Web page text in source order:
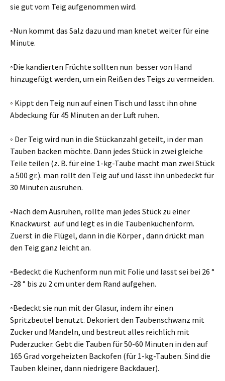
sie gut vom Teig aufgenommen wird.
◦Nun kommt das Salz dazu und man knetet weiter für eine
Minute.
◦Die kandierten Früchte sollten nun besser von Hand
hinzugefügt werden, um ein Reißen des Teigs zu vermeiden.
◦ Kippt den Teig nun auf einen Tisch und lasst ihn ohne
Abdeckung für 45 Minuten an der Luft ruhen.
◦ Der Teig wird nun in die Stückanzahl geteilt, in der man
Tauben backen möchte. Dann jedes Stück in zwei gleiche
Teile teilen (z. B. für eine 1-kg-Taube macht man zwei Stück
a 500 gr.). man rollt den Teig auf und lässt ihn unbedeckt für
30 Minuten ausruhen.
◦Nach dem Ausruhen, rollte man jedes Stück zu einer
Knackwurst auf und legt es in die Taubenkuchenform.
Zuerst in die Flügel, dann in die Körper , dann drückt man
den Teig ganz leicht an.
◦Bedeckt die Kuchenform nun mit Folie und lasst sei bei 26 °
-28 ° bis zu 2 cm unter dem Rand aufgehen.
◦Bedeckt sie nun mit der Glasur, indem ihr einen
Spritzbeutel benutzt. Dekoriert den Taubenschwanz mit
Zucker und Mandeln, und bestreut alles reichlich mit
Puderzucker. Gebt die Tauben für 50-60 Minuten in den auf
165 Grad vorgeheizten Backofen (für 1-kg-Tauben. Sind die
Tauben kleiner, dann niedrigere Backdauer).